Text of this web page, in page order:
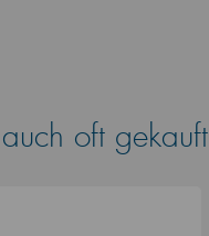
oft gekauft